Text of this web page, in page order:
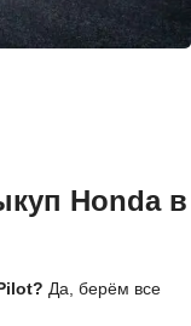
Honda в
Да, берём все